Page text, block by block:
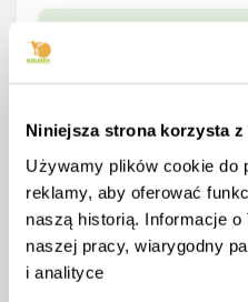
Niniejsza strona korzysta
Używamy plików cookie do
reklamy, aby oferować
naszą historią. Informacje o
naszej pracy, wiarygodny
i analityce